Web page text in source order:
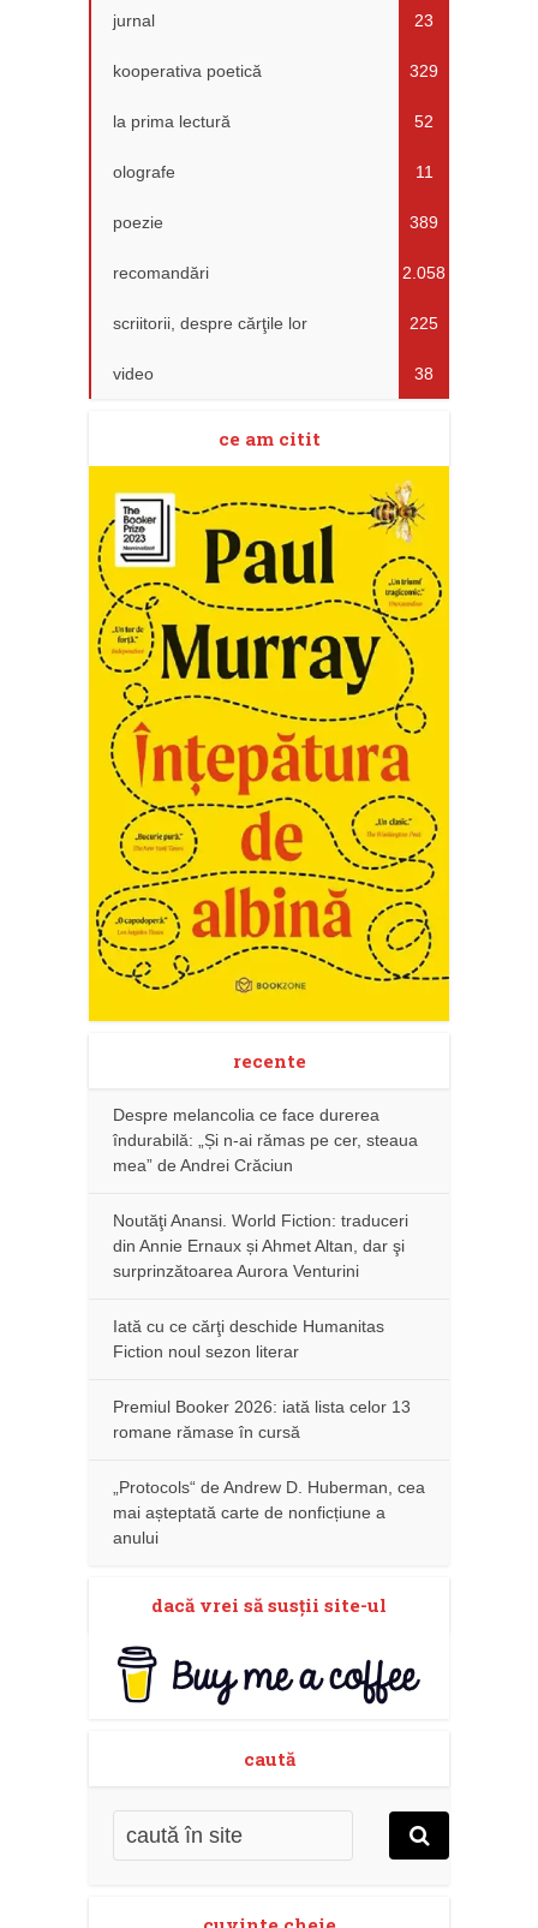
jurnal 23
kooperativa poetică 329
la prima lectură 52
olografe 11
poezie 389
recomandări 2.058
scriitorii, despre cărţile lor 225
video 38
ce am citit
recente
Despre melancolia ce face durerea
îndurabilă: „Și n-ai rămas pe cer, steaua
mea” de Andrei Crăciun
Noutăţi Anansi. World Fiction: traduceri
din Annie Ernaux și Ahmet Altan, dar şi
surprinzătoarea Aurora Venturini
Iată cu ce cărţi deschide Humanitas
Fiction noul sezon literar
Premiul Booker 2026: iată lista celor 13
romane rămase în cursă
„Protocols“ de Andrew D. Huberman, cea
mai așteptată carte de nonficțiune a
anului
dacă vrei să susţii site-ul
caută